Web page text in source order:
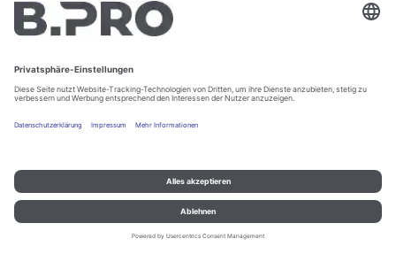
BASIC LINE K-4
Impressum und Datenschutz Kontakt
Rechtliche Hinweise
© B.PRO Catering Solutions 2022